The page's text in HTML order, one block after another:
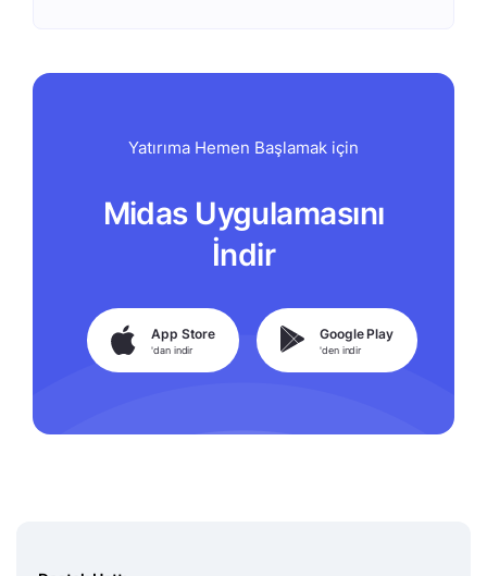
Yatırıma Hemen Başlamak için
Midas Uygulamasını
İndir
App Store
'dan indir
Google Play
'den indir